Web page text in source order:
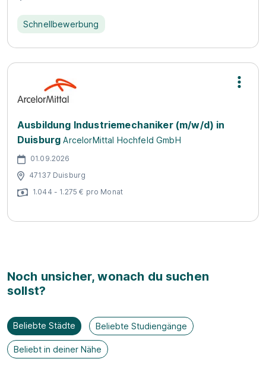
Schnellbewerbung
Ausbildung Industriemechaniker (m/w/d) in
Duisburg ArcelorMittal Hochfeld GmbH
01.09.2026
47137 Duisburg
1.044 - 1.275 € pro Monat
Noch unsicher, wonach du suchen
sollst?
Beliebte Städte Beliebte Studiengänge
Beliebt in deiner Nähe